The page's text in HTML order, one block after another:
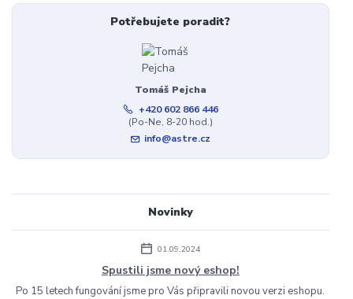
Potřebujete poradit?
Tomáš Pejcha
+420 602 866 446
(Po-Ne, 8-20 hod.)
info@astre.cz
Novinky
01.09.2024
Spustili jsme nový eshop!
Po 15 letech fungování jsme pro Vás připravili novou verzi eshopu.